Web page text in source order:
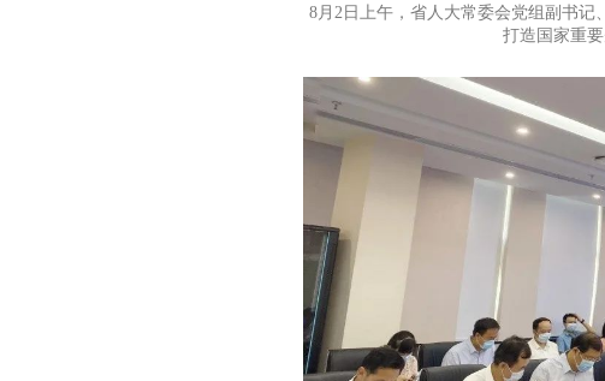
8月2日上午，省人大常委会党组副书
打造国家重